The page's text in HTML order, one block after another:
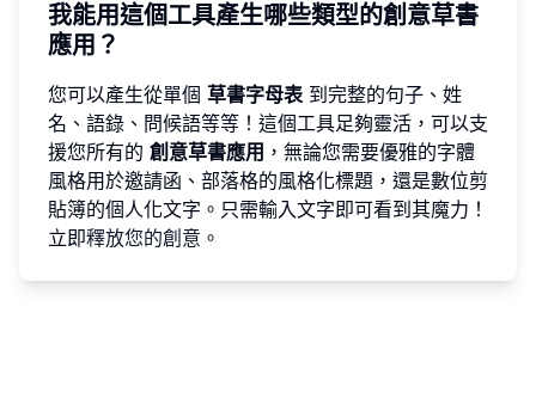
我能用這個工具產生哪些類型的創意草書
應用？
您可以產生從單個 草書字母表到完整的句子、姓
名、語錄、問候語等等！這個工具足夠靈活，可以支
援您所有的 創意草書應用 ，無論您需要優雅的字體
風格用於邀請函、部落格的風格化標題，還是數位剪
貼簿的個人化文字。只需輸入文字即可看到其魔力！
立即釋放您的創意 。